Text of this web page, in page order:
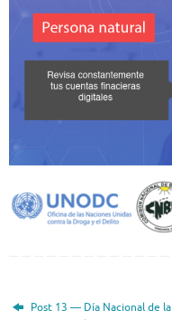
Post 13 — Día Nacional de la